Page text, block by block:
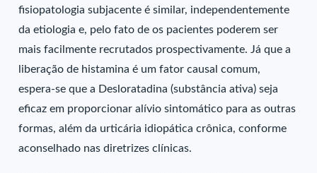
fisiopatologia subjacente é similar, independentemente
da etiologia e, pelo fato de os pacientes poderem ser
mais facilmente recrutados prospectivamente. Já que a
liberação de histamina é um fator causal comum,
espera-se que a Desloratadina (substância ativa) seja
eficaz em proporcionar alívio sintomático para as outras
formas, além da urticária idiopática crônica, conforme
aconselhado nas diretrizes clínicas.